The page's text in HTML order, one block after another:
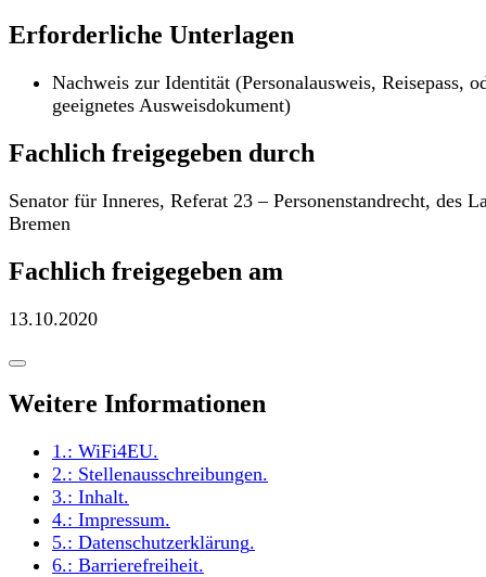
Erforderliche Unterlagen
Nachweis zur Identität (Personalausweis, Reisepass,
geeignetes Ausweisdokument)
Fachlich freigegeben durch
Senator für Inneres, Referat 23 – Personenstandrecht, des
Bremen
Fachlich freigegeben am
13.10.2020
Weitere Informationen
1.: WiFi4EU.
2.: Stellenausschreibungen.
3.: Inhalt.
4.: Impressum.
5.: Datenschutzerklärung.
6.: Barrierefreiheit.